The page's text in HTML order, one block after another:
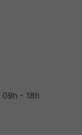
09h - 18h